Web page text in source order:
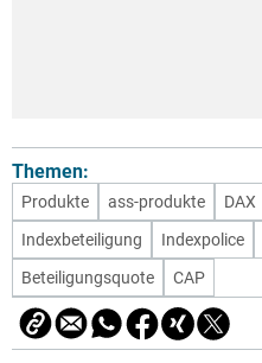
Themen:
Produkte ass-produkte DAX
Indexbeteiligung
Indexpolice
Beteiligungsquote
CAP